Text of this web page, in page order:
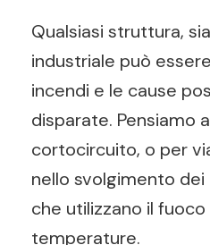
Qualsiasi struttura,
industriale può
incendi e le cause
disparate. Pensiamo
cortocircuito, o per
nello svolgimento
che utilizzano il
temperature.